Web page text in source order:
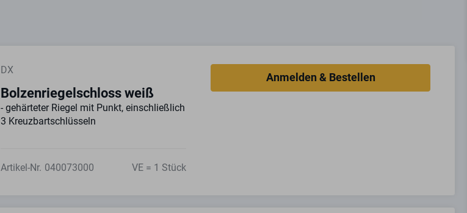
DX
Bolzenriegelschloss weiß
- gehärteter Riegel mit Punkt, einschließlich
3 Kreuzbartschlüsseln
Artikel-Nr. 040073000 VE = 1 Stück